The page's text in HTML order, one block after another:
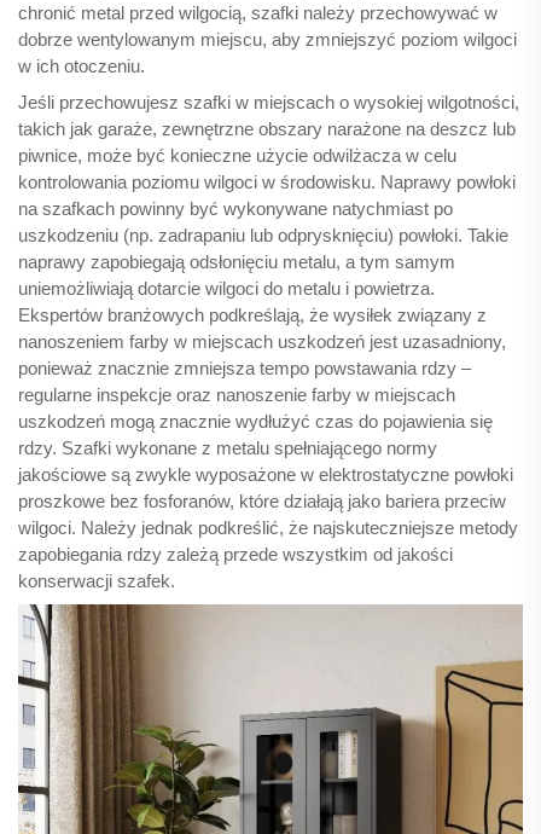
chronić metal przed wilgocią, szafki należy przechowywać w
dobrze wentylowanym miejscu, aby zmniejszyć poziom wilgoci
w ich otoczeniu.
Jeśli przechowujesz szafki w miejscach o wysokiej wilgotności,
takich jak garaże, zewnętrzne obszary narażone na deszcz lub
piwnice, może być konieczne użycie odwilżacza w celu
kontrolowania poziomu wilgoci w środowisku. Naprawy powłoki
na szafkach powinny być wykonywane natychmiast po
uszkodzeniu (np. zadrapaniu lub odprysknięciu) powłoki. Takie
naprawy zapobiegają odsłonięciu metalu, a tym samym
uniemożliwiają dotarcie wilgoci do metalu i powietrza.
Ekspertów branżowych podkreślają, że wysiłek związany z
nanoszeniem farby w miejscach uszkodzeń jest uzasadniony,
ponieważ znacznie zmniejsza tempo powstawania rdzy –
regularne inspekcje oraz nanoszenie farby w miejscach
uszkodzeń mogą znacznie wydłużyć czas do pojawienia się
rdzy. Szafki wykonane z metalu spełniającego normy
jakościowe są zwykle wyposażone w elektrostatyczne powłoki
proszkowe bez fosforanów, które działają jako bariera przeciw
wilgoci. Należy jednak podkreślić, że najskuteczniejsze metody
zapobiegania rdzy zależą przede wszystkim od jakości
konserwacji szafek.